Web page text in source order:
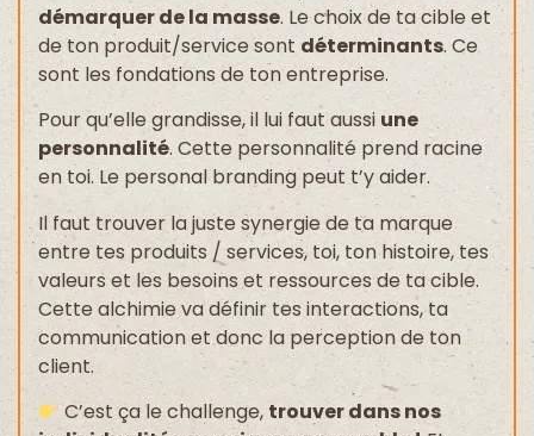
démarquer de la masse. Le choix de ta cible et
de ton produit/service sont déterminants. Ce
sont les fondations de ton entreprise.
Pour qu’elle grandisse, il lui faut aussi une
personnalité. Cette personnalité prend racine
en toi. Le personal brandingpeut t’y aider.
Il faut trouver la juste synergie de ta marque
entre tes produits / services, toi, ton histoire, tes
valeurs et les besoins et ressources de ta cible.
Cette alchimie va définir tes interactions, ta
communication et donc la perception de ton
client.
C’est ça le challenge, trouver dans nos